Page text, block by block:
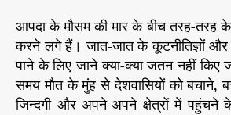
आपदा के मौसम की मार के बीच तरह-तरह
करने लगे हैं। जात-जात के कूटनीतिज्ञों और
पाने के लिए जाने क्या-क्या जतन नहीं किए
समय मौत के मुंह से देशवासियों को बचाने,
जिन्दगी और अपने-अपने क्षेत्रों में पहुंचने